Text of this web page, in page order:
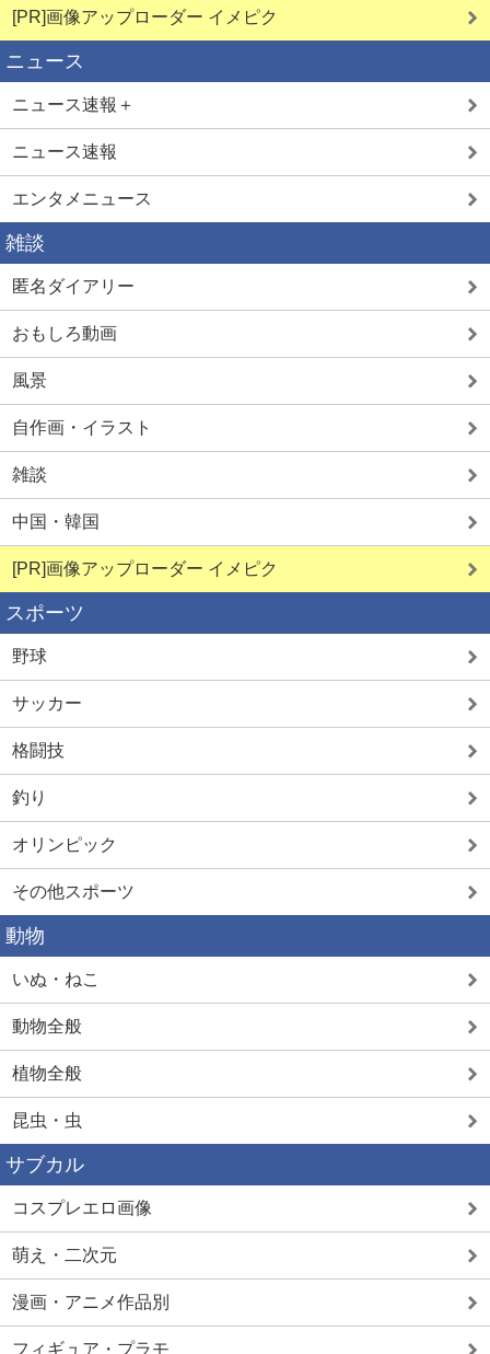
[PR]画像アップローダー イメピク
ニュース
ニュース速報＋
ニュース速報
エンタメニュース
雑談
匿名ダイアリー
おもしろ動画
風景
自作画・イラスト
雑談
中国・韓国
[PR]画像アップローダー イメピク
スポーツ
野球
サッカー
格闘技
釣り
オリンピック
その他スポーツ
動物
いぬ・ねこ
動物全般
植物全般
昆虫・虫
サブカル
コスプレエロ画像
萌え・二次元
漫画・アニメ作品別
フィギュア・プラモ